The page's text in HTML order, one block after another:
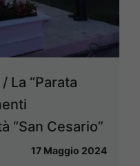
La “Parata
“San Cesario”
17 Maggio 2024